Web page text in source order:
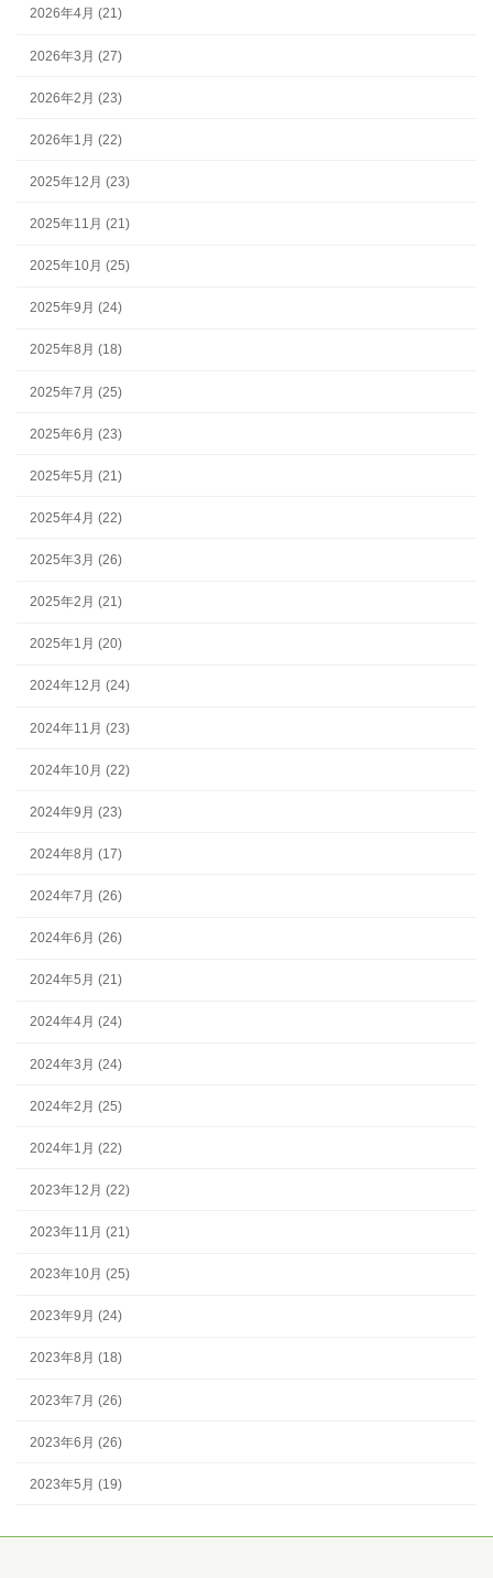
2026年4月 (21)
2026年3月 (27)
2026年2月 (23)
2026年1月 (22)
2025年12月 (23)
2025年11月 (21)
2025年10月 (25)
2025年9月 (24)
2025年8月 (18)
2025年7月 (25)
2025年6月 (23)
2025年5月 (21)
2025年4月 (22)
2025年3月 (26)
2025年2月 (21)
2025年1月 (20)
2024年12月 (24)
2024年11月 (23)
2024年10月 (22)
2024年9月 (23)
2024年8月 (17)
2024年7月 (26)
2024年6月 (26)
2024年5月 (21)
2024年4月 (24)
2024年3月 (24)
2024年2月 (25)
2024年1月 (22)
2023年12月 (22)
2023年11月 (21)
2023年10月 (25)
2023年9月 (24)
2023年8月 (18)
2023年7月 (26)
2023年6月 (26)
2023年5月 (19)